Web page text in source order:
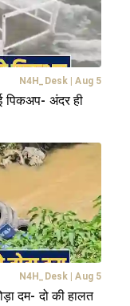
N4H_Desk | Aug 5
पिकअप- अंदर ही
N4H_Desk | Aug 5
दम- दो की हालत